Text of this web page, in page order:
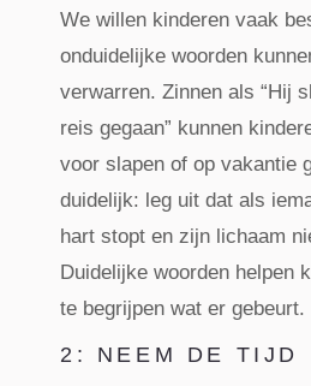
We willen kinderen vaak
onduidelijke woorden
verwarren. Zinnen als “Hij
reis gegaan” kunnen
voor slapen of op vakantie
duidelijk: leg uit dat als
hart stopt en zijn lichaam
Duidelijke woorden helpen
te begrijpen wat er gebeurt.
2: NEEM DE TIJD